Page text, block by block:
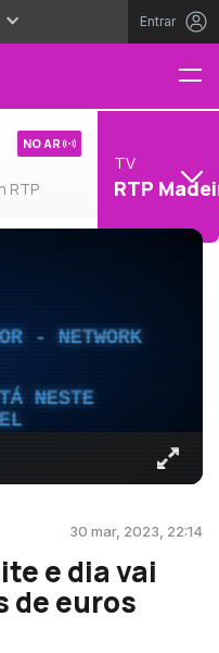
Entrar
RTP
NO AR
TV
RTP
- NETWORK
NESTE
30 mar, 2023, 22:14
e dia vai
de euros